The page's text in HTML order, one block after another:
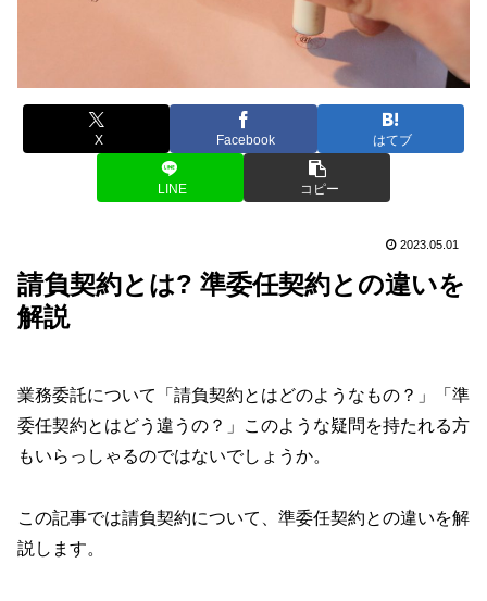
X Facebook はてブ
LINE コピー
2023.05.01
請負契約とは? 準委任契約との違いを
解説
業務委託について「請負契約とはどのようなもの？」「準
委任契約とはどう違うの？」このような疑問を持たれる方
もいらっしゃるのではないでしょうか。
この記事では請負契約について、準委任契約との違いを解
説します。